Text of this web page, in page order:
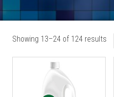
Showing 13–24 of 124 results